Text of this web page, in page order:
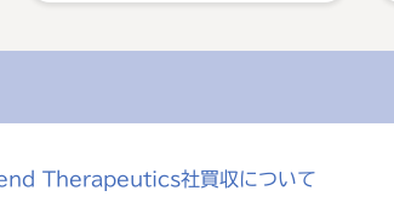
Therapeutics社買収について